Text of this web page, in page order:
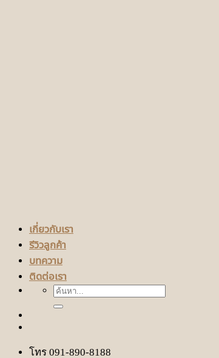
เกี่ยวกับเรา
รีวิวลูกค้า
บทความ
ติดต่อเรา
ค้นหา:
โทร 091-890-8188